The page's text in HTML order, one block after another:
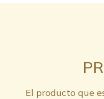
El producto que